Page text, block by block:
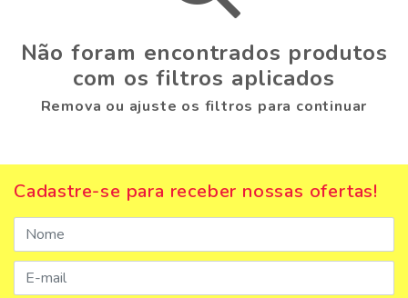
Não foram encontrados produtos
com os filtros aplicados
Remova ou ajuste os filtros para continuar
Cadastre-se para receber nossas ofertas!